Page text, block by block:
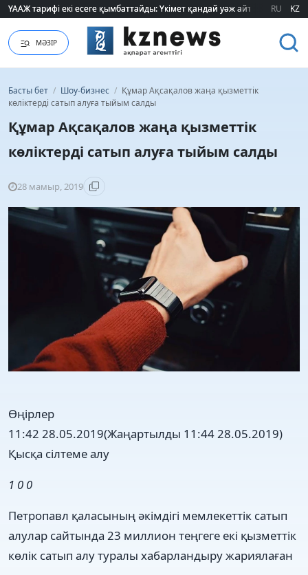
ҮААЖ тарифі екі есеге қымбаттайды: Үкімет қандай уәж айтады?
ҮААЖ тарифі екі есеге қымбаттайды: Үкімет қандай уәж айтады? RU KZ
МӘЗІР
Басты бет / Шоу-бизнес / Құмар Ақсақалов жаңа қызметтік
көліктерді сатып алуға тыйым салды
Құмар Ақсақалов жаңа қызметтік
көліктерді сатып алуға тыйым салды
28 мамыр, 2019
Өңірлер
11:42 28.05.2019(Жаңартылды 11:44 28.05.2019)
Қысқа сілтеме алу
1 0 0
Петропавл қаласының әкімдігі мемлекеттік сатып
алулар сайтында 23 миллион теңгеге екі қызметтік
көлік сатып алу туралы хабарландыру жариялаған